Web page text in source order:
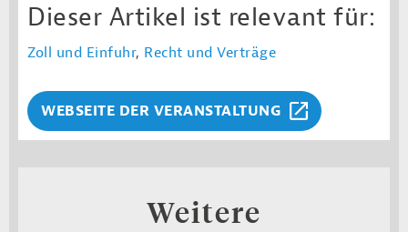
Dieser Artikel ist relevant für:
Zoll und Einfuhr, Recht und Verträge
WEBSEITE DER VERANSTALTUNG
Weitere